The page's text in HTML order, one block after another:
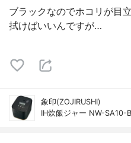
ブラックなのでホコリが目
拭けばいいんですが…
象印(ZOJIRUSHI)
IH炊飯ジャー NW-SA10-